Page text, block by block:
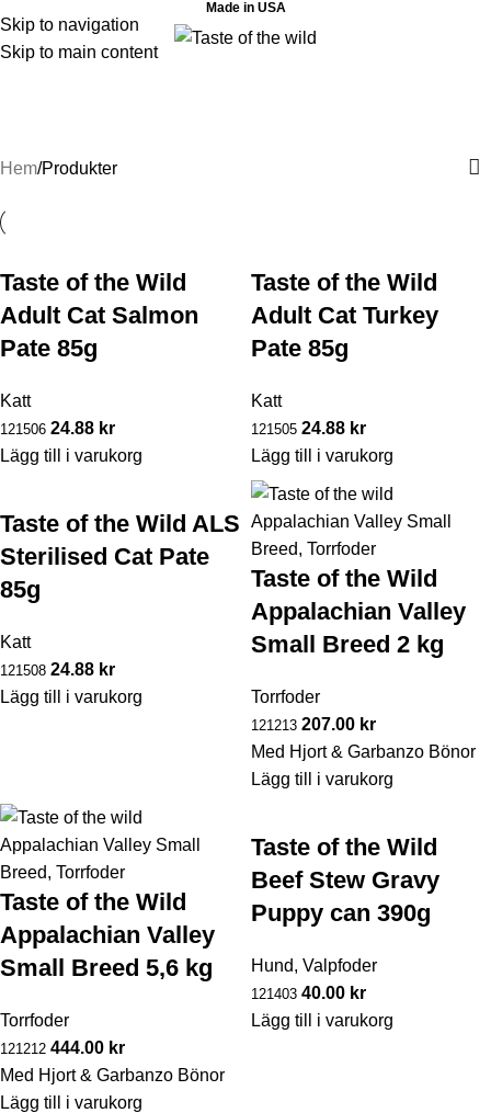
Skip to navigation
Skip to main content
Made in USA
Hem Produkter
Taste of the Wild
Adult Cat Salmon
Pate 85g
Katt
121506 24.88 kr
Lägg till i varukorg
Taste of the Wild
Adult Cat Turkey
Pate 85g
Katt
121505 24.88 kr
Lägg till i varukorg
Taste of the Wild ALS
Sterilised Cat Pate
85g
Katt
121508 24.88 kr
Lägg till i varukorg
Taste of the Wild
Appalachian Valley
Small Breed 2 kg
Torrfoder
121213 207.00 kr
Med Hjort & Garbanzo Bönor
Lägg till i varukorg
Taste of the Wild
Appalachian Valley
Small Breed 5,6 kg
Torrfoder
121212 444.00 kr
Med Hjort & Garbanzo Bönor
Lägg till i varukorg
Taste of the Wild
Beef Stew Gravy
Puppy can 390g
Hund, Valpfoder
121403 40.00 kr
Lägg till i varukorg